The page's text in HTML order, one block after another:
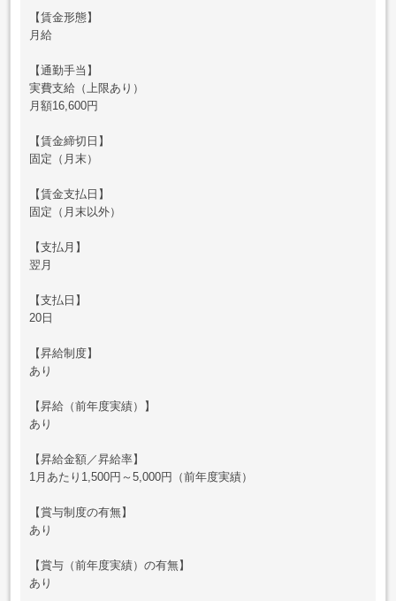
【賃金形態】
月給
【通勤手当】
実費支給（上限あり）
月額16,600円
【賃金締切日】
固定（月末）
【賃金支払日】
固定（月末以外）
【支払月】
翌月
【支払日】
20日
【昇給制度】
あり
【昇給（前年度実績）】
あり
【昇給金額／昇給率】
1月あたり1,500円～5,000円（前年度実績）
【賞与制度の有無】
あり
【賞与（前年度実績）の有無】
あり